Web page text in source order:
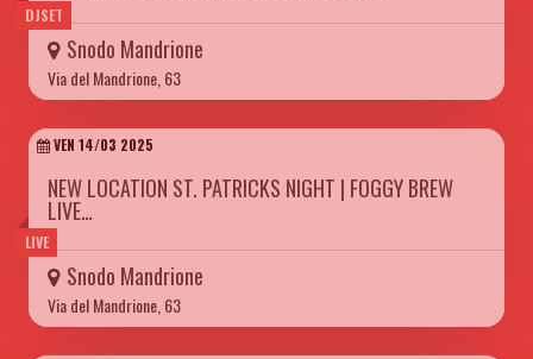
DJSET
Snodo Mandrione
Via del Mandrione, 63
LIVE
VEN 14/03 2025
NEW LOCATION ST. PATRICKS NIGHT | FOGGY BREW
LIVE…
Snodo Mandrione
Via del Mandrione, 63